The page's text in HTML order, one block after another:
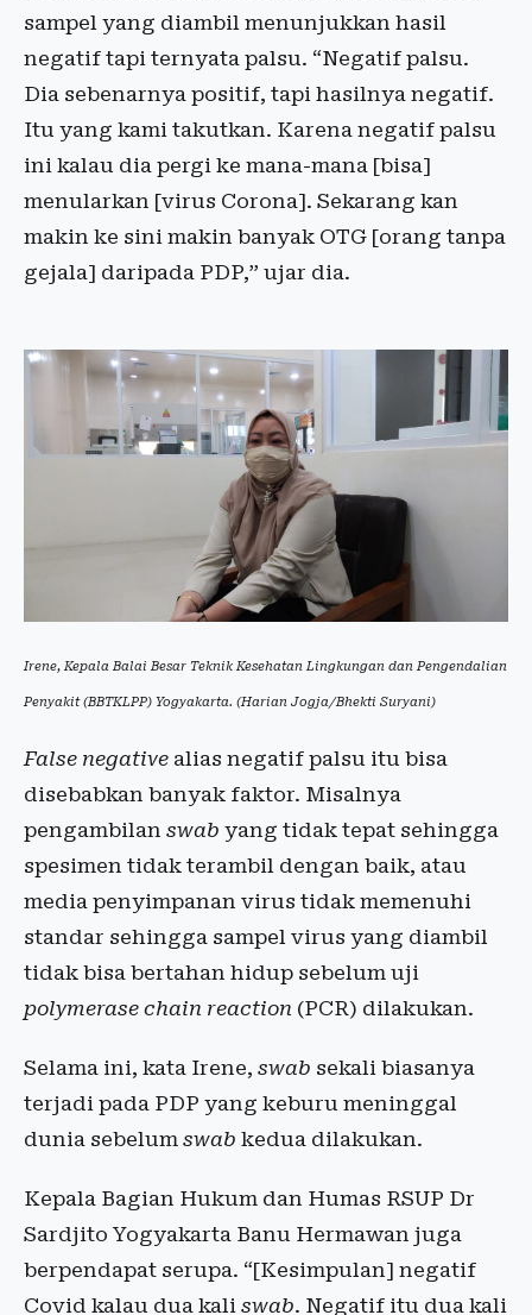
sampel yang diambil menunjukkan hasil
negatif tapi ternyata palsu. “Negatif palsu.
Dia sebenarnya positif, tapi hasilnya negatif.
Itu yang kami takutkan. Karena negatif palsu
ini kalau dia pergi ke mana-mana [bisa]
menularkan [virus Corona]. Sekarang kan
makin ke sini makin banyak OTG [orang tanpa
gejala] daripada PDP,” ujar dia.
Irene, Kepala Balai Besar Teknik Kesehatan Lingkungan dan Pengendalian
Penyakit (BBTKLPP) Yogyakarta. (Harian Jogja/Bhekti Suryani)
False negative alias negatif palsu itu bisa
disebabkan banyak faktor. Misalnya
pengambilan swab yang tidak tepat sehingga
spesimen tidak terambil dengan baik, atau
media penyimpanan virus tidak memenuhi
standar sehingga sampel virus yang diambil
tidak bisa bertahan hidup sebelum uji
polymerase chain reaction (PCR) dilakukan.
Selama ini, kata Irene, swab sekali biasanya
terjadi pada PDP yang keburu meninggal
dunia sebelum swab kedua dilakukan.
Kepala Bagian Hukum dan Humas RSUP Dr
Sardjito Yogyakarta Banu Hermawan juga
berpendapat serupa. “[Kesimpulan] negatif
Covid kalau dua kali swab. Negatif itu dua kali